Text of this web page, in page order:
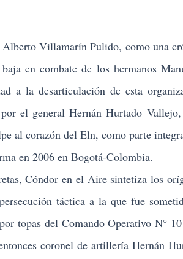
Villamarín Pulido, como una
en combate de los hermanos
a la desarticulación de esta
el general Hernán Hurtado
al corazón del Eln, como parte
en 2006 en Bogotá-Colombia.
Cóndor en el Aire sintetiza los
táctica a la que fue
topas del Comando Operativo N°
coronel de artillería Hernán